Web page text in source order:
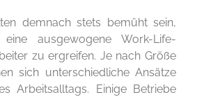
demnach stets bemüht sein,
ausgewogene Work-Life-
zu ergreifen. Je nach Größe
sich unterschiedliche Ansätze
Arbeitsalltags. Einige Betriebe